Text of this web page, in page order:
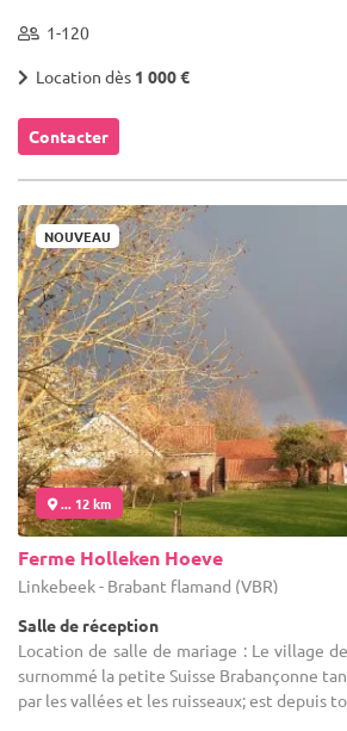
1-120
Location dès 1 000 €
Contacter
NOUVEAU
... 12 km
Ferme Holleken Hoeve
Linkebeek - Brabant flamand (VBR)
Salle de réception
Location de salle de mariage : Le village
surnommé la petite Suisse Brabançonne
par les vallées et les ruisseaux; est depuis